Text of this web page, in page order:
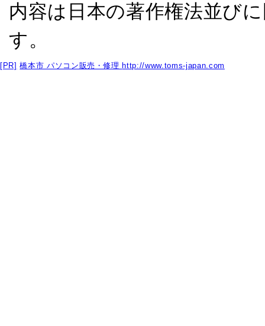
内容は日本の著作権法並び
す。
[PR] 橋本市 パソコン販売・修理 http://www.toms-japan.com